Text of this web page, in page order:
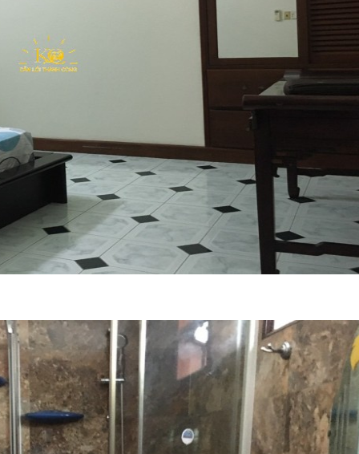
Cho Thuê Biệt Thự Quận 2 Làm
Trường Quốc Tế - Pháp Lý
Chuẩn, Diện Tích Lớn, Đủ tiêu
chuẩn
550 Triệu /tháng
1500m2
14
Phòng
Cho
Phòng
Cho thuê biệt Compound An Phú
- Hồ Bơi Riêng, sân vườn, Giá rẻ
79 triệu / tháng
Trệt 3 lầu 300m2 3 Phòng
Cho
Trệt